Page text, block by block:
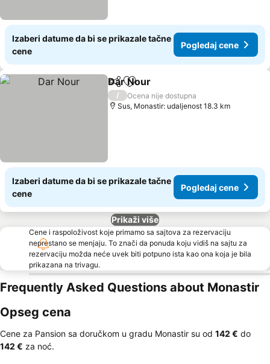
Izaberi datume da bi se prikazale tačne
cene
Pogledaj cene
Deli Dodati u favorite
Dar Nour
/
Ocena nije dostupna
Sus, Monastir: udaljenost 18.3 km
Izaberi datume da bi se prikazale tačne
cene
Pogledaj cene
Prikaži više
Cene i raspoloživost koje primamo sa sajtova za rezervaciju
neprestano se menjaju. To znači da ponuda koju vidiš na sajtu za
rezervaciju možda neće uvek biti potpuno ista kao ona koja je bila
prikazana na trivagu.
Frequently Asked Questions about Monastir
Opseg cena
Cene za Pansion sa doručkom u gradu Monastir su od ‎142 € do
‎142 € za noć.